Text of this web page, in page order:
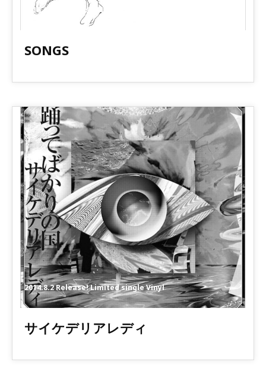
2015.03.25 Release! 4th Full Album
SONGS
2014.8.2 Release! Limited single Vinyl
サイケデリアレディ